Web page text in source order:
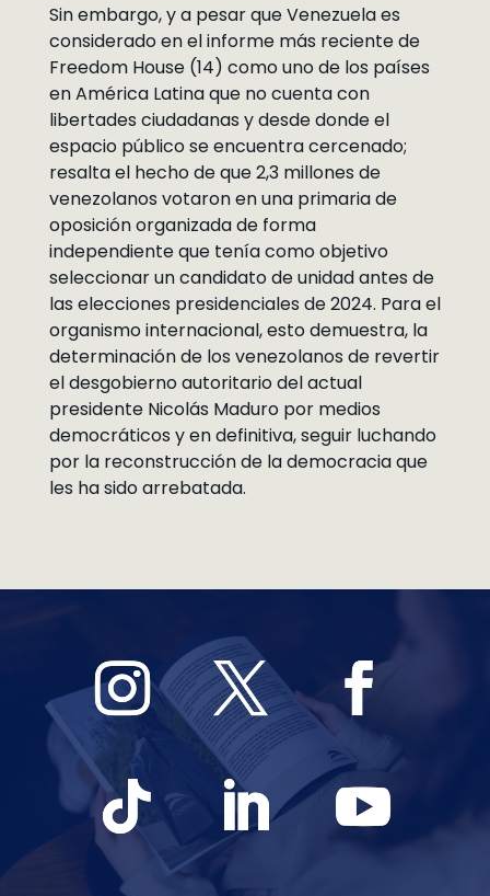
Sin embargo, y a pesar que Venezuela es
considerado en el informe más reciente de
Freedom House (14) como uno de los países
en América Latina que no cuenta con
libertades ciudadanas y desde donde el
espacio público se encuentra cercenado;
resalta el hecho de que 2,3 millones de
venezolanos votaron en una primaria de
oposición organizada de forma
independiente que tenía como objetivo
seleccionar un candidato de unidad antes de
las elecciones presidenciales de 2024. Para el
organismo internacional, esto demuestra, la
determinación de los venezolanos de revertir
el desgobierno autoritario del actual
presidente Nicolás Maduro por medios
democráticos y en definitiva, seguir luchando
por la reconstrucción de la democracia que
les ha sido arrebatada.